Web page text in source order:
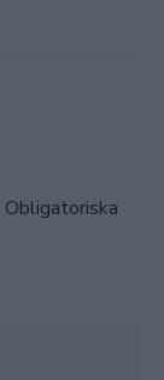
Obligatoriska